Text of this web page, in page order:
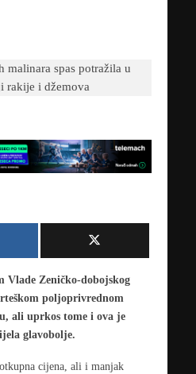
Vlade Zeničko-dobojskog
poljoprivrednom
ali uprkos tome i ova je
glavobolje.
cijena, ali i manjak